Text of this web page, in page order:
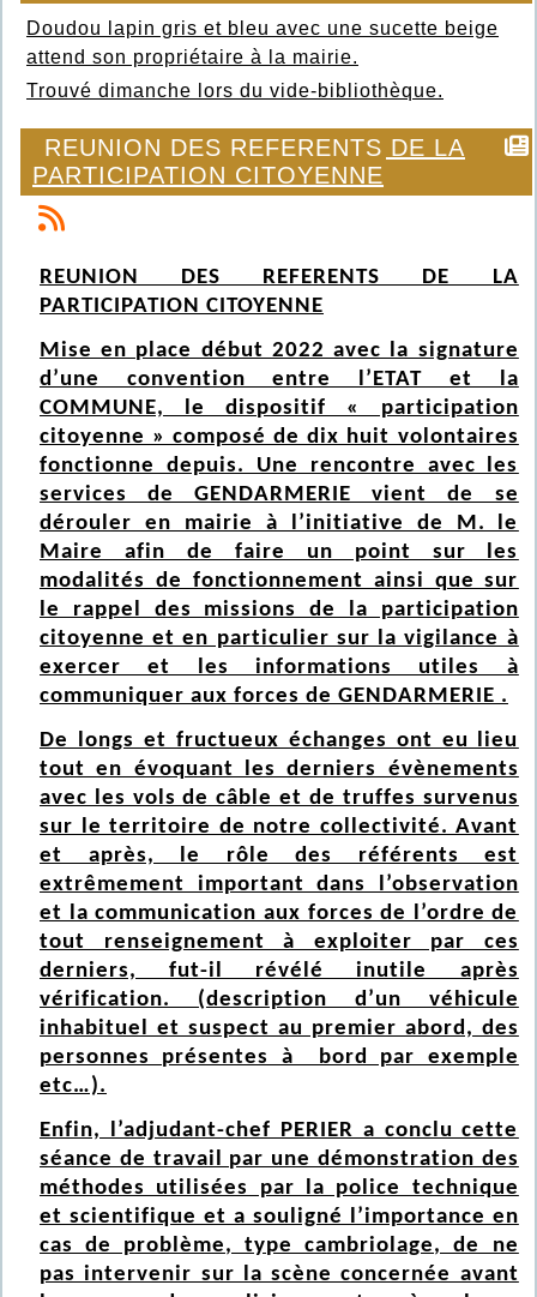
Doudou lapin gris et bleu avec une sucette beige
attend son propriétaire à la mairie.
Trouvé dimanche lors du vide-bibliothèque.
REUNION DES REFERENTS DE LA
PARTICIPATION CITOYENNE
REUNION DES REFERENTS DE LA
PARTICIPATION CITOYENNE
Mise en place début 2022 avec la signature
d’une convention entre l’ETAT et la
COMMUNE, le dispositif « participation
citoyenne » composé de dix huit volontaires
fonctionne depuis. Une rencontre avec les
services de GENDARMERIE vient de se
dérouler en mairie à l’initiative de M. le
Maire afin de faire un point sur les
modalités de fonctionnement ainsi que sur
le rappel des missions de la participation
citoyenne et en particulier sur la vigilance à
exercer et les informations utiles à
communiquer aux forces de GENDARMERIE .
De longs et fructueux échanges ont eu lieu
tout en évoquant les derniers évènements
avec les vols de câble et de truffes survenus
sur le territoire de notre collectivité. Avant
et après, le rôle des référents est
extrêmement important dans l’observation
et la communication aux forces de l’ordre de
tout renseignement à exploiter par ces
derniers, fut-il révélé inutile après
vérification. (description d’un véhicule
inhabituel et suspect au premier abord, des
personnes présentes à bord par exemple
etc…).
Enfin, l’adjudant-chef PERIER a conclu cette
séance de travail par une démonstration des
méthodes utilisées par la police technique
et scientifique et a souligné l’importance en
cas de problème, type cambriolage, de ne
pas intervenir sur la scène concernée avant